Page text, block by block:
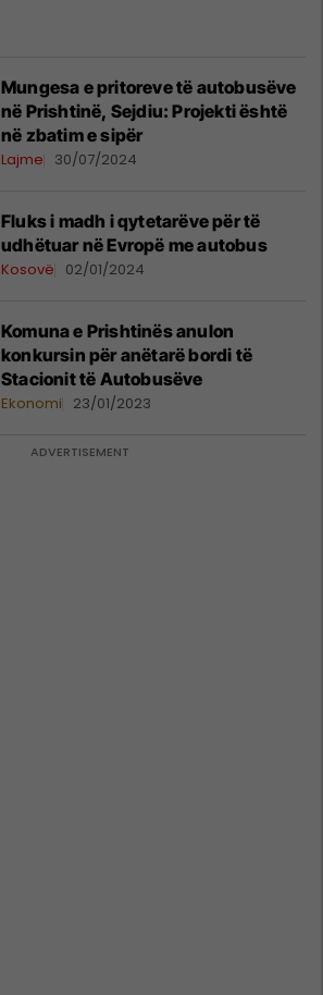
Mungesa e pritoreve të autobusëve
në Prishtinë, Sejdiu: Projekti është
në zbatim e sipër
Lajme 30/07/2024
Fluks i madh i qytetarëve për të
udhëtuar në Evropë me autobus
Kosovë 02/01/2024
Komuna e Prishtinës anulon
konkursin për anëtarë bordi të
Stacionit të Autobusëve
Ekonomi 23/01/2023